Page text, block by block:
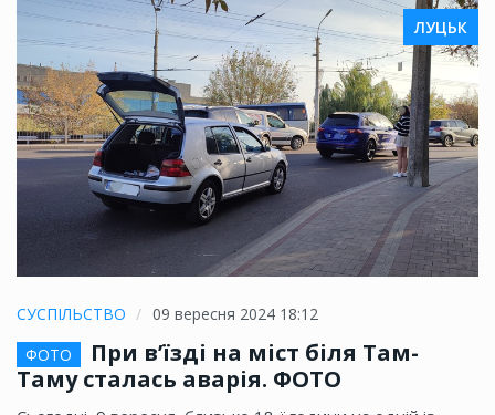
ЛУЦЬК
СУСПІЛЬСТВО
09 вересня 2024 18:12
ФОТО
При в’їзді на міст біля Там-
Таму сталась аварія. ФОТО